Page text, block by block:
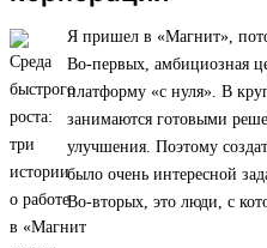
Я пришел в «Магнит»,
Во-первых, амбициозная
платформу «с нуля». В
занимаются готовыми
улучшения. Поэтому
было очень интересной
Во-вторых, это люди, с